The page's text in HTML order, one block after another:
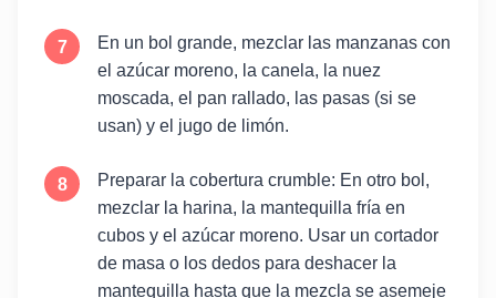
En un bol grande, mezclar las manzanas con
el azúcar moreno, la canela, la nuez
moscada, el pan rallado, las pasas (si se
usan) y el jugo de limón.
Preparar la cobertura crumble: En otro bol,
mezclar la harina, la mantequilla fría en
cubos y el azúcar moreno. Usar un cortador
de masa o los dedos para deshacer la
mantequilla hasta que la mezcla se asemeje